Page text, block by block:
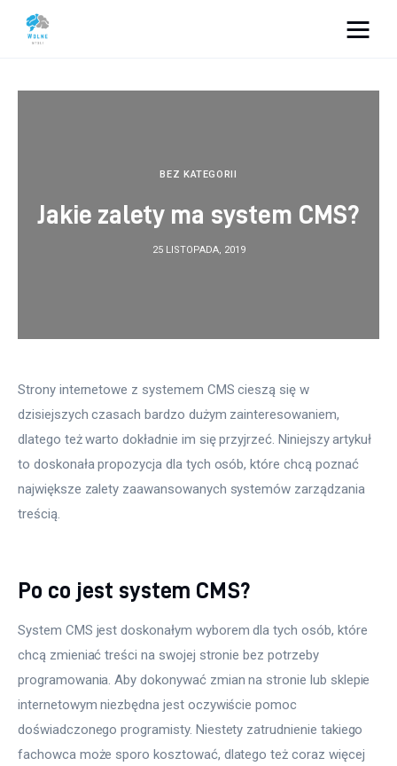
Dom i ogród
Więcej
BEZ KATEGORII
Jakie zalety ma system CMS?
25 LISTOPADA, 2019
Strony internetowe z systemem CMS cieszą się w
dzisiejszych czasach bardzo dużym zainteresowaniem,
dlatego też warto dokładnie im się przyjrzeć. Niniejszy artykuł
to doskonała propozycja dla tych osób, które chcą poznać
największe zalety zaawansowanych systemów zarządzania
treścią.
Po co jest system CMS?
System CMS jest doskonałym wyborem dla tych osób, które
chcą zmieniać treści na swojej stronie bez potrzeby
programowania. Aby dokonywać zmian na stronie lub sklepie
internetowym niezbędna jest oczywiście pomoc
doświadczonego programisty. Niestety zatrudnienie takiego
fachowca może sporo kosztować, dlatego też coraz więcej